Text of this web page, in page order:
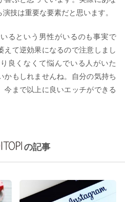
技は重要な要素だと思います。
るという男性がいるのも事実で
えて逆効果になるので注意しまし
良くなくて悩んでいる人がいた
かもしれませんね。自分の気持ち
今まで以上に良いエッチができる
の記事